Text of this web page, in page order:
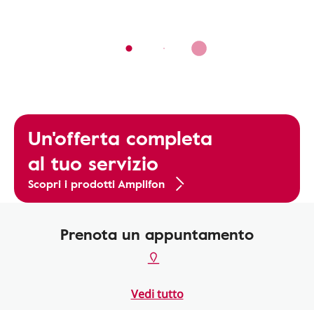
Un'offerta completa
al tuo servizio
Scopri i prodotti Amplifon
Prenota un appuntamento
Vedi tutto